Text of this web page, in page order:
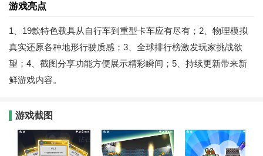
游戏亮点
1、19款特色载具从自行车到重型卡车应有尽有；2、物理模拟
真实还原各种地形行驶质感；3、全球排行榜激发玩家挑战欲
望；4、截图分享功能方便展示精彩瞬间；5、持续更新带来新
鲜游戏内容。
游戏截图